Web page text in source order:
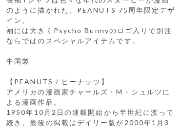
のように描かれた、PEANUTS 75周年限定デザ
イン。
袖には大きくPsycho Bunnyのロゴ入りで別注
ならではのスペシャルアイテムです。
中国製
【PEANUTS / ピーナッツ】
アメリカの漫画家チャールズ・M・シュルツに
よる漫画作品。
1950年10月2日の連載開始から半世紀に渡って
続き、最後の掲載はデイリー版が2000年1月3